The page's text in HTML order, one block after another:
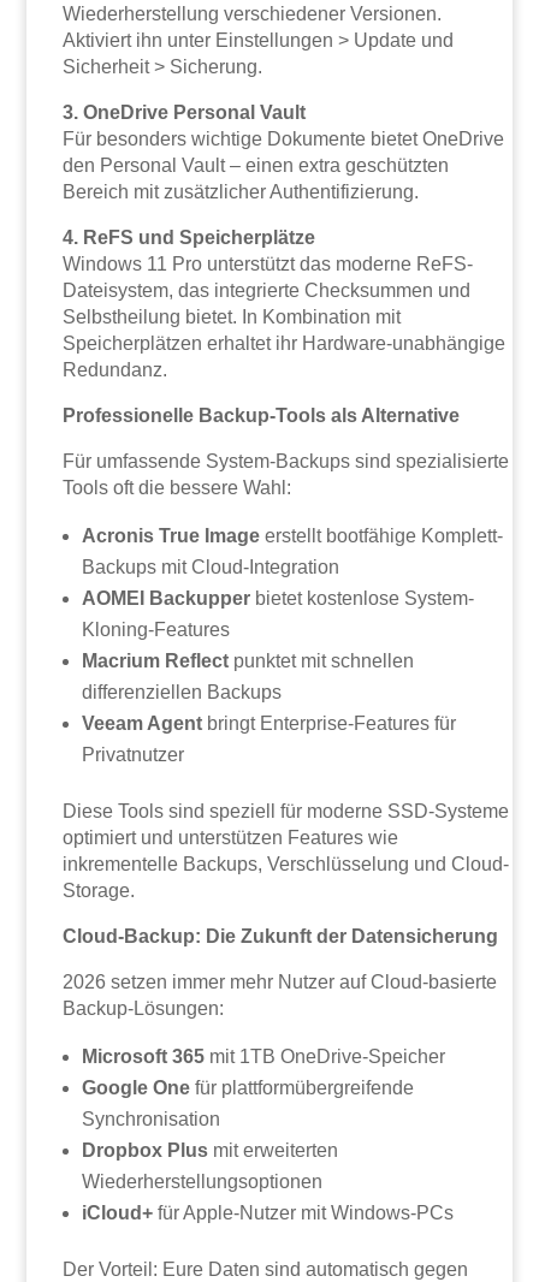
Wiederherstellung verschiedener Versionen.
Aktiviert ihn unter Einstellungen > Update und
Sicherheit > Sicherung.
3. OneDrive Personal Vault
Für besonders wichtige Dokumente bietet OneDrive
den Personal Vault – einen extra geschützten
Bereich mit zusätzlicher Authentifizierung.
4. ReFS und Speicherplätze
Windows 11 Pro unterstützt das moderne ReFS-
Dateisystem, das integrierte Checksummen und
Selbstheilung bietet. In Kombination mit
Speicherplätzen erhaltet ihr Hardware-unabhängige
Redundanz.
Professionelle Backup-Tools als Alternative
Für umfassende System-Backups sind spezialisierte
Tools oft die bessere Wahl:
Acronis True Image erstellt bootfähige Komplett-
Backups mit Cloud-Integration
AOMEI Backupper bietet kostenlose System-
Kloning-Features
Macrium Reflect punktet mit schnellen
differenziellen Backups
Veeam Agent bringt Enterprise-Features für
Privatnutzer
Diese Tools sind speziell für moderne SSD-Systeme
optimiert und unterstützen Features wie
inkrementelle Backups, Verschlüsselung und Cloud-
Storage.
Cloud-Backup: Die Zukunft der Datensicherung
2026 setzen immer mehr Nutzer auf Cloud-basierte
Backup-Lösungen:
Microsoft 365 mit 1TB OneDrive-Speicher
Google One für plattformübergreifende
Synchronisation
Dropbox Plus mit erweiterten
Wiederherstellungsoptionen
iCloud+ für Apple-Nutzer mit Windows-PCs
Der Vorteil: Eure Daten sind automatisch gegen